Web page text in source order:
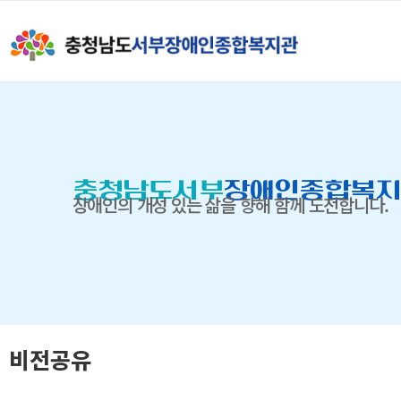
충청남도서부장애인종합복
장애인의 개성 있는 삶을 향해 함께 도전합니다.
비전공유